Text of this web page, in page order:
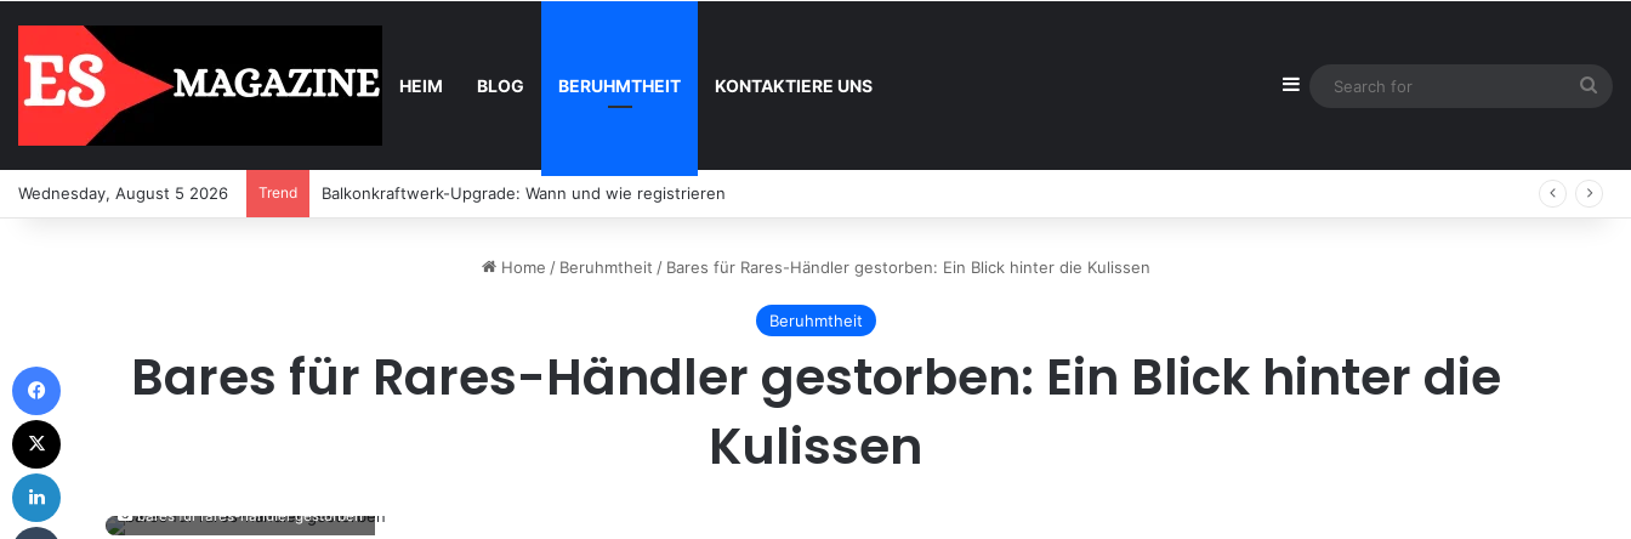
HEIM BLOG BERUHMTHEIT KONTAKTIERE UNS Sidebar
Wednesday, August 5 2026 Trend Balkonkraftwerk-Upgrade: Wann und wie registrieren
Home / Beruhmtheit / Bares für Rares-Händler gestorben: Ein Blick hinter die Kulissen
Beruhmtheit
Bares für Rares-Händler gestorben: Ein Blick hinter die
Kulissen
bares für rares-händler gestorben
Tumblr